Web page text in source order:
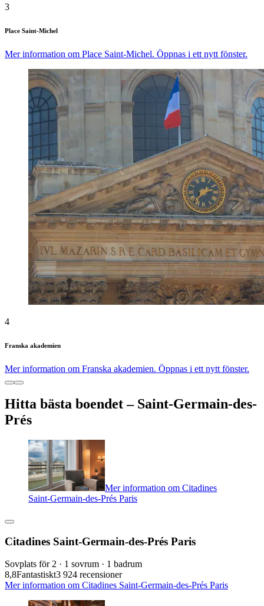
3
Place Saint-Michel
Mer information om Place Saint-Michel. Öppnas i ett nytt fönster.
4
Franska akademien
Mer information om Franska akademien. Öppnas i ett nytt fönster.
Hitta bästa boendet – Saint-Germain-des-
Prés
Mer information om Citadines
Saint-Germain-des-Prés Paris
Citadines Saint-Germain-des-Prés Paris
Sovplats för 2 · 1 sovrum · 1 badrum
8,8Fantastiskt3 924 recensioner
Mer information om Citadines Saint-Germain-des-Prés Paris